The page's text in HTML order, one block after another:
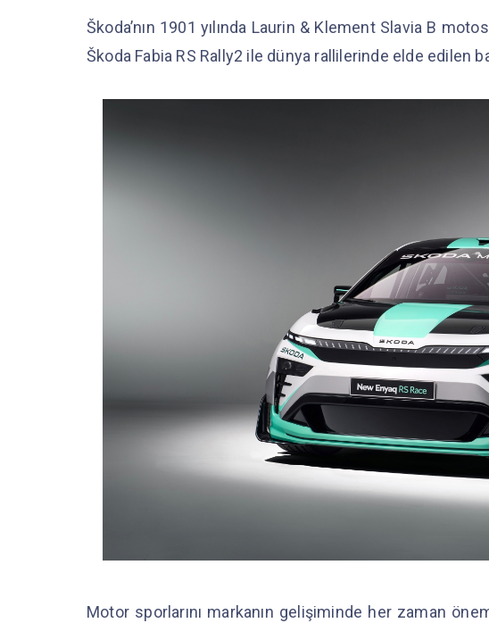
Škoda’nın 1901 yılında Laurin & Klement Slavia B
Škoda Fabia RS Rally2 ile dünya rallilerinde elde edilen
Motor sporlarını markanın gelişiminde her zaman